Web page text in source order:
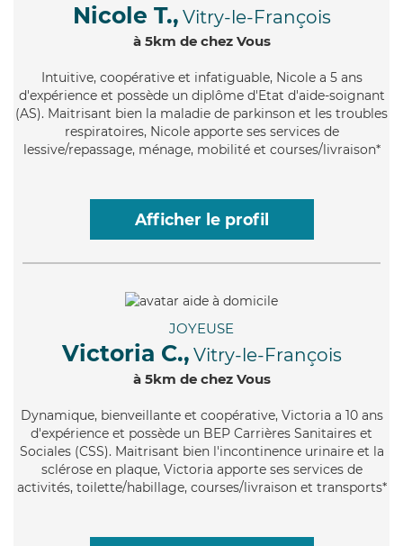
Nicole T., Vitry-le-François
à 5km de chez Vous
Intuitive, coopérative et infatiguable, Nicole a 5 ans
d'expérience et possède un diplôme d'Etat d'aide-soignant
(AS). Maitrisant bien la maladie de parkinson et les troubles
respiratoires, Nicole apporte ses services de
lessive/repassage, ménage, mobilité et courses/livraison*
Afficher le profil
JOYEUSE
Victoria C., Vitry-le-François
à 5km de chez Vous
Dynamique, bienveillante et coopérative, Victoria a 10 ans
d'expérience et possède un BEP Carrières Sanitaires et
Sociales (CSS). Maitrisant bien l'incontinence urinaire et la
sclérose en plaque, Victoria apporte ses services de
activités, toilette/habillage, courses/livraison et transports*